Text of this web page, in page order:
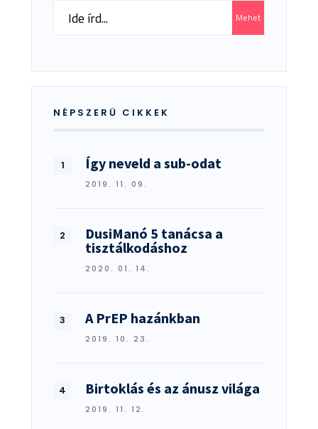
Search
Mehet
NÉPSZERŰ CIKKEK
Így neveld a sub-odat
2019. 11. 09.
DusiManó 5 tanácsa a
tisztálkodáshoz
2020. 01. 14.
A PrEP hazánkban
2019. 10. 23.
Birtoklás és az ánusz világa
2019. 11. 12.